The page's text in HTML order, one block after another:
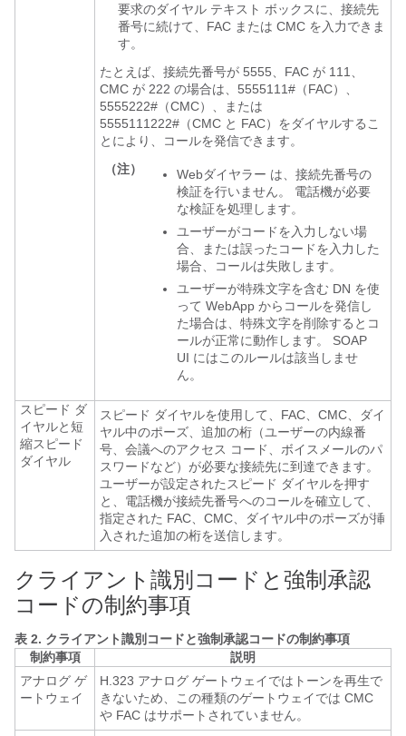
要求のダイヤル テキスト ボックスに、接続先
番号に続けて、FAC または CMC を入力できま
す。
たとえば、接続先番号が 5555、FAC が 111、
CMC が 222 の場合は、5555111#（FAC）、
5555222#（CMC）、または
5555111222#（CMC と FAC）をダイヤルするこ
とにより、コールを発信できます。
（注）
Webダイヤラー は、接続先番号の
検証を行いません。 電話機が必要
な検証を処理します。
ユーザーがコードを入力しない場
合、または誤ったコードを入力した
場合、コールは失敗します。
ユーザーが特殊文字を含む DN を使
って WebApp からコールを発信し
た場合は、特殊文字を削除するとコ
ールが正常に動作します。 SOAP
UI にはこのルールは該当しませ
ん。
スピード ダ
イヤルと短
縮スピード
ダイヤル
スピード ダイヤルを使用して、FAC、CMC、ダイ
ヤル中のポーズ、追加の桁（ユーザーの内線番
号、会議へのアクセス コード、ボイスメールのパ
スワードなど）が必要な接続先に到達できます。
ユーザーが設定されたスピード ダイヤルを押す
と、電話機が接続先番号へのコールを確立して、
指定された FAC、CMC、ダイヤル中のポーズが挿
入された追加の桁を送信します。
クライアント識別コードと強制承認
コードの制約事項
表 2. クライアント識別コードと強制承認コードの制約事項
制約事項
説明
アナログ ゲ
ートウェイ
H.323 アナログ ゲートウェイではトーンを再生で
きないため、この種類のゲートウェイでは CMC
や FAC はサポートされていません。